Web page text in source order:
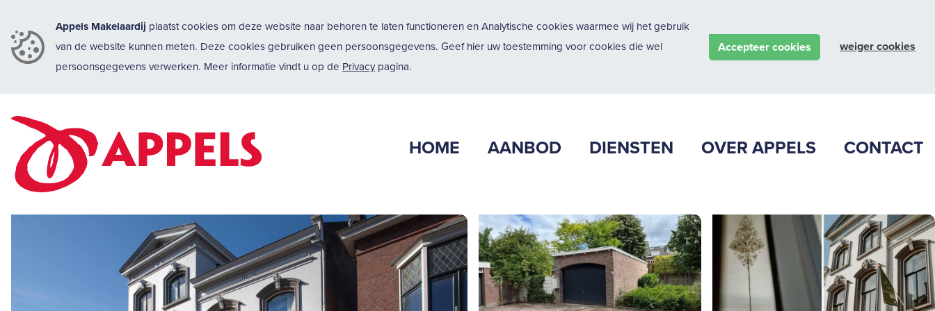
Appels Makelaardij plaatst cookies om deze website naar behoren te laten functioneren en Analytische cookies waarmee wij het gebruik
van de website kunnen meten. Deze cookies gebruiken geen persoonsgegevens. Geef hier uw toestemming voor cookies die wel
persoonsgegevens verwerken. Meer informatie vindt u op de Privacypagina.
Accepteer cookies weiger cookies
HOME AANBOD DIENSTEN OVER APPELS CONTACT